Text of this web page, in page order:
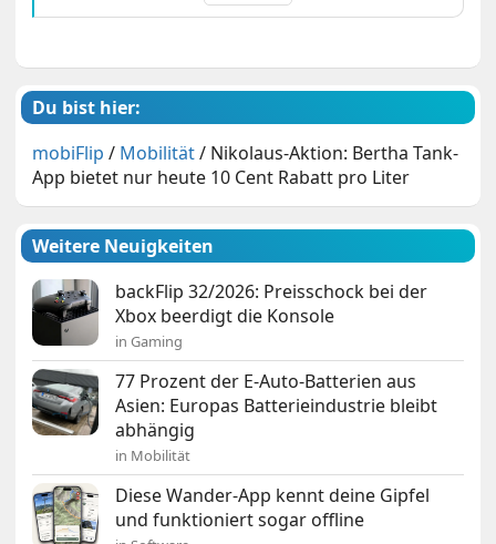
Du bist hier:
mobiFlip / Mobilität/ Nikolaus-Aktion: Bertha Tank-
App bietet nur heute 10 Cent Rabatt pro Liter
Weitere Neuigkeiten
backFlip 32/2026: Preisschock bei der
Xbox beerdigt die Konsole
in Gaming
77 Prozent der E-Auto-Batterien aus
Asien: Europas Batterieindustrie bleibt
abhängig
in Mobilität
Diese Wander-App kennt deine Gipfel
und funktioniert sogar offline